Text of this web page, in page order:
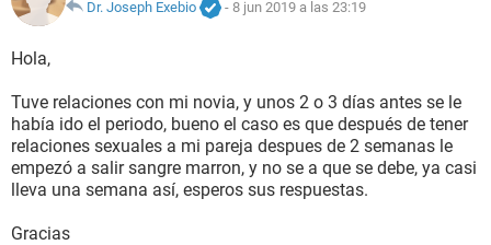
SEXUALIDAD
GLOSARIO
Dr. Joseph Exebio
- 8 jun 2019 a las 23:19
Hola,
Tuve relaciones con mi novia, y unos 2 o 3 días antes se le
había ido el periodo, bueno el caso es que después de tener
relaciones sexuales a mi pareja despues de 2 semanas le
empezó a salir sangre marron, y no se a que se debe, ya casi
lleva una semana así, esperos sus respuestas.
Gracias